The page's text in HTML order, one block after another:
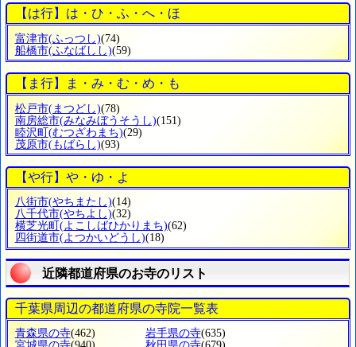
【は行】は・ひ・ふ・へ・ほ
富津市(ふっつし)(74)
船橋市(ふなばしし)(59)
【ま行】ま・み・む・め・も
松戸市(まつどし)(78)
南房総市(みなみぼうそうし)(151)
睦沢町(むつざわまち)(29)
茂原市(もばらし)(93)
【や行】や・ゆ・よ
八街市(やちまたし)(14)
八千代市(やちよし)(32)
横芝光町 (よこしばひかりまち)(62)
四街道市(よつかいどうし)(18)
近隣都道府県のお寺のリスト
千葉県周辺の都道府県の寺院一覧表
青森県の寺(462) 岩手県の寺(635)